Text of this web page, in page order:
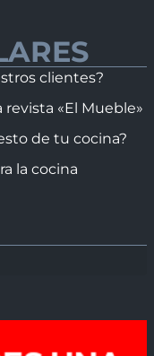
clientes?
«El Mueble»
de tu cocina?
la cocina